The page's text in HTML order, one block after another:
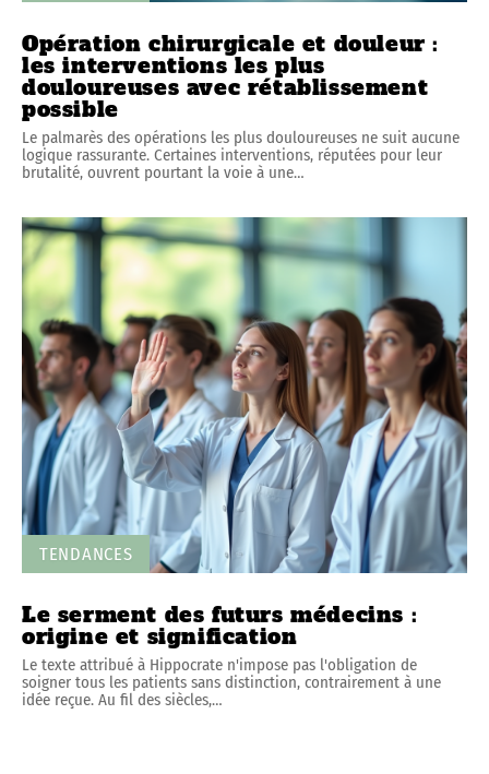
Opération chirurgicale et douleur :
les interventions les plus
douloureuses avec rétablissement
possible
Le palmarès des opérations les plus douloureuses ne suit aucune
logique rassurante. Certaines interventions, réputées pour leur
brutalité, ouvrent pourtant la voie à une…
TENDANCES
Le serment des futurs médecins :
origine et signification
Le texte attribué à Hippocrate n'impose pas l'obligation de
soigner tous les patients sans distinction, contrairement à une
idée reçue. Au fil des siècles,…